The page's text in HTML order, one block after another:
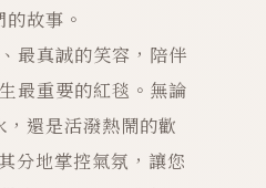
的故事。
最真誠的笑容，陪伴
最重要的紅毯。無論
還是活潑熱鬧的歡
分地掌控氣氛，讓您